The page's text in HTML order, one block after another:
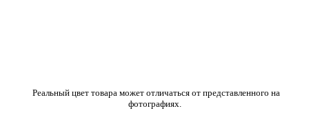
Реальный цвет товара может отличаться от представленного на
фотографиях.